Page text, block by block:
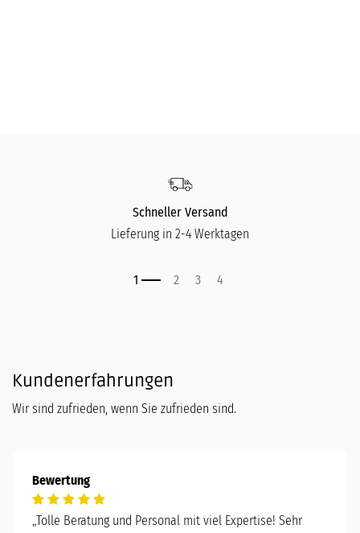
Schneller Versand
Lieferung in 2-4 Werktagen
Kundenerfahrungen
Wir sind zufrieden, wenn Sie zufrieden sind.
Bewertung
„Tolle Beratung und Personal mit viel Expertise! Sehr